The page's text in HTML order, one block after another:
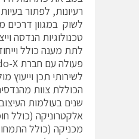
רעיונות, לפתור
לשוק במגוון דרכים
טכנולוגיות הנדסה
לתת מענה כולל
לשירותי תכן וייעוץ
הכוללת צוות
שנים בעולמות
אלקטרוניקה (כולל
מכניקה (כולל